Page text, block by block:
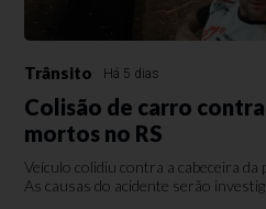
Trânsito Há 5 dias
Colisão de carro
mortos no RS
Veículo colidiu contra a cabeceira da
As causas do acidente serão